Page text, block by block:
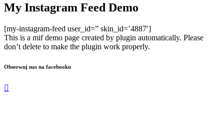
My Instagram Feed Demo
[my-instagram-feed user_id=” skin_id=’4887′]
This is a mif demo page created by plugin automatically. Please
don’t delete to make the plugin work properly.
Obserwuj nas na facebooku